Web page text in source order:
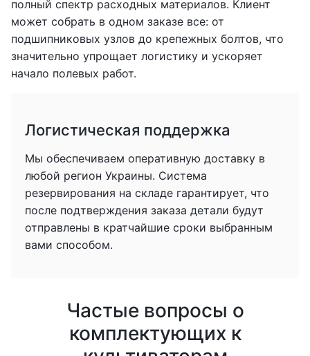
полный спектр расходных материалов. Клиент
может собрать в одном заказе все: от
подшипниковых узлов до крепежных болтов, что
значительно упрощает логистику и ускоряет
начало полевых работ.
Логистическая поддержка
Мы обеспечиваем оперативную доставку в
любой регион Украины. Система
резервирования на складе гарантирует, что
после подтверждения заказа детали будут
отправлены в кратчайшие сроки выбранным
вами способом.
Частые вопросы о
комплектующих к